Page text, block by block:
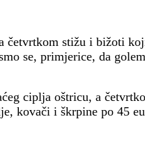
četvrtkom stižu i bižoti
se, primjerice, da
ciplja oštricu, a
kovači i škrpine po 45